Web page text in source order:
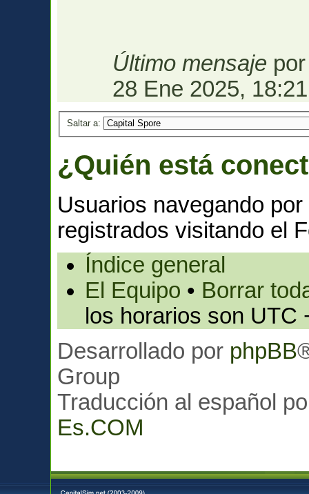
Último mensaje
28 Ene 2025, 18:21
Saltar a:
¿Quién está
Usuarios navegando
registrados visitando el
Índice general
El Equipo • Borrar
los horarios son UTC
Desarrollado por phpBB
Group
Traducción al español
Es.COM